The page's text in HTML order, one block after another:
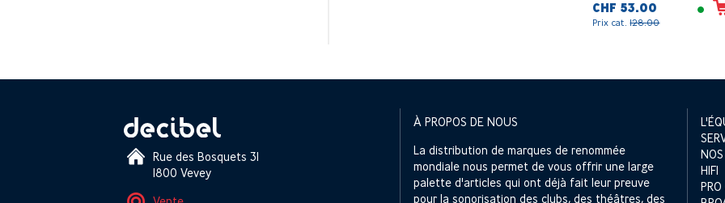
CHF 53.00
Prix cat.128.00
Rue des Bosquets 31
1800 Vevey
À PROPOS DE NOUS
La distribution de marques de renommée
mondiale nous permet de vous offrir une large
palette d'articles qui ont déjà fait leur preuve
pour la sonorisation des clubs, des théâtres, des
HIFI